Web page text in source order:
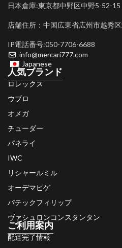
日本倉庫:東京都中野区中野5-52-15
店舗住所：中国広東省広州市越秀
IP電話番号:050-7706-6688
info@mercari777.com
Japanese
人気ブランド
ロレックス
ウブロ
オメガ
チューダー
パネライ
IWC
リシャールミル
オーデマピゲ
パテックフィリップ
ヴァシュロンコンスタンタン
ご利用案内
配達完了情報